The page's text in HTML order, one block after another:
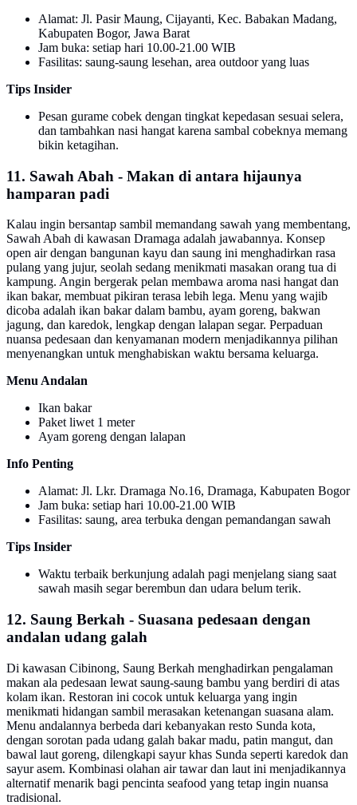
Alamat: Jl. Pasir Maung, Cijayanti, Kec. Babakan Madang,
Kabupaten Bogor, Jawa Barat
Jam buka: setiap hari 10.00-21.00 WIB
Fasilitas: saung-saung lesehan, area outdoor yang luas
Tips Insider
Pesan gurame cobek dengan tingkat kepedasan sesuai selera,
dan tambahkan nasi hangat karena sambal cobeknya memang
bikin ketagihan.
11. Sawah Abah - Makan di antara hijaunya
hamparan padi
Kalau ingin bersantap sambil memandang sawah yang membentang,
Sawah Abah di kawasan Dramaga adalah jawabannya. Konsep
open air dengan bangunan kayu dan saung ini menghadirkan rasa
pulang yang jujur, seolah sedang menikmati masakan orang tua di
kampung. Angin bergerak pelan membawa aroma nasi hangat dan
ikan bakar, membuat pikiran terasa lebih lega. Menu yang wajib
dicoba adalah ikan bakar dalam bambu, ayam goreng, bakwan
jagung, dan karedok, lengkap dengan lalapan segar. Perpaduan
nuansa pedesaan dan kenyamanan modern menjadikannya pilihan
menyenangkan untuk menghabiskan waktu bersama keluarga.
Menu Andalan
Ikan bakar
Paket liwet 1 meter
Ayam goreng dengan lalapan
Info Penting
Alamat: Jl. Lkr. Dramaga No.16, Dramaga, Kabupaten Bogor
Jam buka: setiap hari 10.00-21.00 WIB
Fasilitas: saung, area terbuka dengan pemandangan sawah
Tips Insider
Waktu terbaik berkunjung adalah pagi menjelang siang saat
sawah masih segar berembun dan udara belum terik.
12. Saung Berkah - Suasana pedesaan dengan
andalan udang galah
Di kawasan Cibinong, Saung Berkah menghadirkan pengalaman
makan ala pedesaan lewat saung-saung bambu yang berdiri di atas
kolam ikan. Restoran ini cocok untuk keluarga yang ingin
menikmati hidangan sambil merasakan ketenangan suasana alam.
Menu andalannya berbeda dari kebanyakan resto Sunda kota,
dengan sorotan pada udang galah bakar madu, patin mangut, dan
bawal laut goreng, dilengkapi sayur khas Sunda seperti karedok dan
sayur asem. Kombinasi olahan air tawar dan laut ini menjadikannya
alternatif menarik bagi pencinta seafood yang tetap ingin nuansa
tradisional.